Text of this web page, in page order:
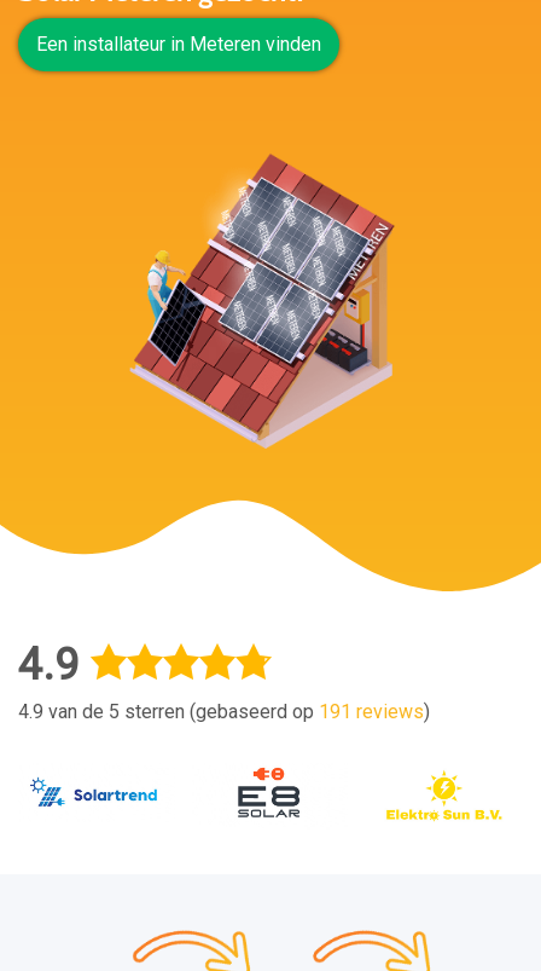
Een installateur in Meteren vinden
4.9
4.9 van de 5 sterren (gebaseerd op 191 reviews)